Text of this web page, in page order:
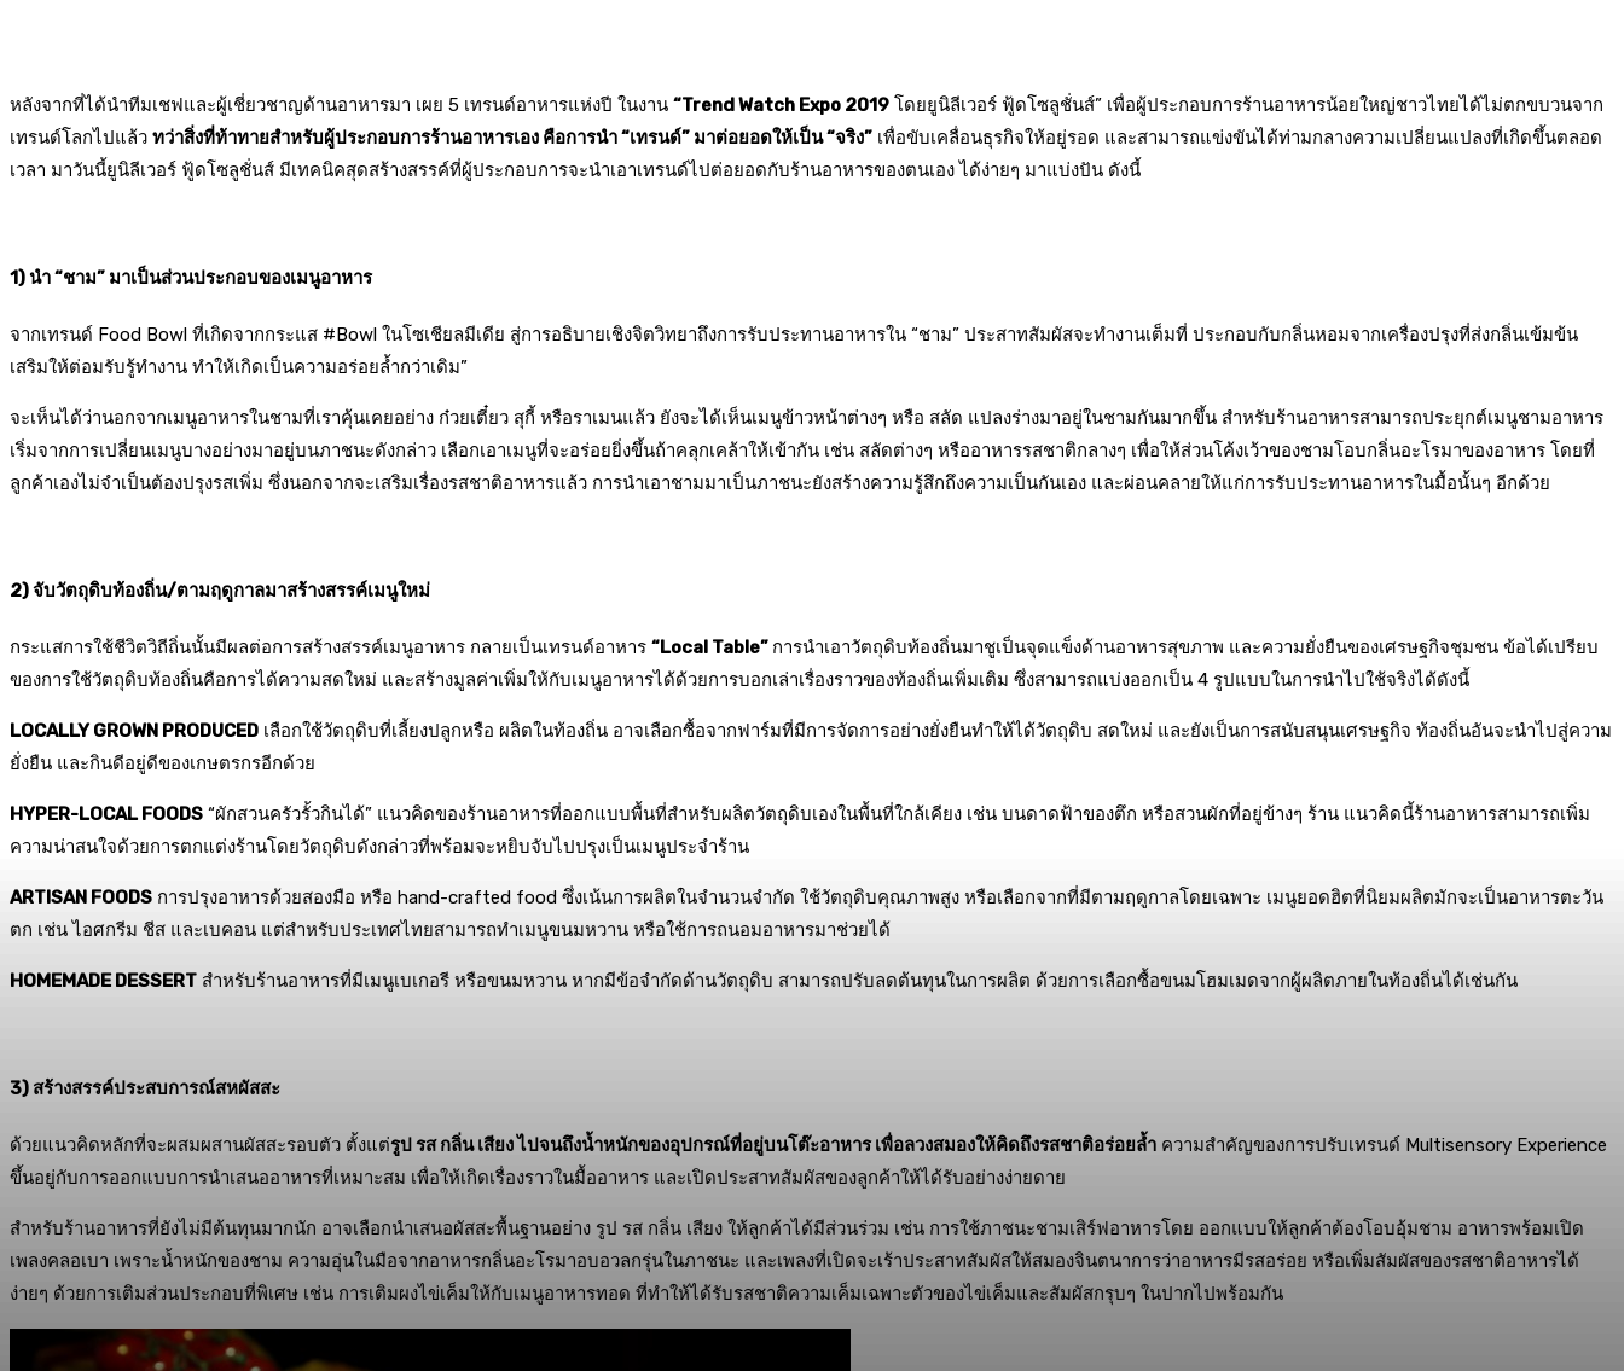
หลังจากที่ได้นำทีมเชฟและผู้เชี่ยวชาญด้านอาหารมา เผย 5 เทรนด์อาหารแห่งปี ในงาน “Trend Watch Expo 2019 โดยยูนิลีเวอร์ ฟู้ดโซลูชั่นส์” เพื่อผู้ประกอบการร้านอาหารน้อยใหญ่ชาวไทยได้ไม่ตกขบวนจาก
เทรนด์โลกไปแล้ว ทว่าสิ่งที่ท้าทายสำหรับผู้ประกอบการร้านอาหารเอง คือการนำ “เทรนด์” มาต่อยอดให้เป็น “จริง” เพื่อขับเคลื่อนธุรกิจให้อยู่รอด และสามารถแข่งขันได้ท่ามกลางความเปลี่ยนแปลงที่เกิดขึ้นตลอด
เวลา มาวันนี้ยูนิลีเวอร์ ฟู้ดโซลูชั่นส์ มีเทคนิคสุดสร้างสรรค์ที่ผู้ประกอบการจะนำเอาเทรนด์ไปต่อยอดกับร้านอาหารของตนเอง ได้ง่ายๆ มาแบ่งปัน ดังนี้
1) นำ “ชาม” มาเป็นส่วนประกอบของเมนูอาหาร
จากเทรนด์ Food Bowl ที่เกิดจากกระแส #Bowl ในโซเชียลมีเดีย สู่การอธิบายเชิงจิตวิทยาถึงการรับประทานอาหารใน “ชาม” ประสาทสัมผัสจะทำงานเต็มที่ ประกอบกับกลิ่นหอมจากเครื่องปรุงที่ส่งกลิ่นเข้มข้น
เสริมให้ต่อมรับรู้ทำงาน ทำให้เกิดเป็นความอร่อยล้ำกว่าเดิม”
จะเห็นได้ว่านอกจากเมนูอาหารในชามที่เราคุ้นเคยอย่าง ก๋วยเตี๋ยว สุกี้ หรือราเมนแล้ว ยังจะได้เห็นเมนูข้าวหน้าต่างๆ หรือ สลัด แปลงร่างมาอยู่ในชามกันมากขึ้น สำหรับร้านอาหารสามารถประยุกต์เมนูชามอาหาร
เริ่มจากการเปลี่ยนเมนูบางอย่างมาอยู่บนภาชนะดังกล่าว เลือกเอาเมนูที่จะอร่อยยิ่งขึ้นถ้าคลุกเคล้าให้เข้ากัน เช่น สลัดต่างๆ หรืออาหารรสชาติกลางๆ เพื่อให้ส่วนโค้งเว้าของชามโอบกลิ่นอะโรมาของอาหาร โดยที่
ลูกค้าเองไม่จำเป็นต้องปรุงรสเพิ่ม ซึ่งนอกจากจะเสริมเรื่องรสชาติอาหารแล้ว การนำเอาชามมาเป็นภาชนะยังสร้างความรู้สึกถึงความเป็นกันเอง และผ่อนคลายให้แก่การรับประทานอาหารในมื้อนั้นๆ อีกด้วย
2) จับวัตถุดิบท้องถิ่น/ตามฤดูกาลมาสร้างสรรค์เมนูใหม่
กระแสการใช้ชีวิตวิถีถิ่นนั้นมีผลต่อการสร้างสรรค์เมนูอาหาร กลายเป็นเทรนด์อาหาร “Local Table” การนำเอาวัตถุดิบท้องถิ่นมาชูเป็นจุดแข็งด้านอาหารสุขภาพ และความยั่งยืนของเศรษฐกิจชุมชน ข้อได้เปรียบ
ของการใช้วัตถุดิบท้องถิ่นคือการได้ความสดใหม่ และสร้างมูลค่าเพิ่มให้กับเมนูอาหารได้ด้วยการบอกเล่าเรื่องราวของท้องถิ่นเพิ่มเติม ซึ่งสามารถแบ่งออกเป็น 4 รูปแบบในการนำไปใช้จริงได้ดังนี้
LOCALLY GROWN PRODUCED เลือกใช้วัตถุดิบที่เลี้ยงปลูกหรือ ผลิตในท้องถิ่น อาจเลือกซื้อจากฟาร์มที่มีการจัดการอย่างยั่งยืนทำให้ได้วัตถุดิบ สดใหม่ และยังเป็นการสนับสนุนเศรษฐกิจ ท้องถิ่นอันจะนำไปสู่ความ
ยั่งยืน และกินดีอยู่ดีของเกษตรกรอีกด้วย
HYPER-LOCAL FOODS “ผักสวนครัวรั้วกินได้” แนวคิดของร้านอาหารที่ออกแบบพื้นที่สำหรับผลิตวัตถุดิบเองในพื้นที่ใกล้เคียง เช่น บนดาดฟ้าของตึก หรือสวนผักที่อยู่ข้างๆ ร้าน แนวคิดนี้ร้านอาหารสามารถเพิ่ม
ความน่าสนใจด้วยการตกแต่งร้านโดยวัตถุดิบดังกล่าวที่พร้อมจะหยิบจับไปปรุงเป็นเมนูประจำร้าน
ARTISAN FOODS การปรุงอาหารด้วยสองมือ หรือ hand-crafted food ซึ่งเน้นการผลิตในจำนวนจำกัด ใช้วัตถุดิบคุณภาพสูง หรือเลือกจากที่มีตามฤดูกาลโดยเฉพาะ เมนูยอดฮิตที่นิยมผลิตมักจะเป็นอาหารตะวัน
ตก เช่น ไอศกรีม ชีส และเบคอน แต่สำหรับประเทศไทยสามารถทำเมนูขนมหวาน หรือใช้การถนอมอาหารมาช่วยได้
HOMEMADE DESSERT สำหรับร้านอาหารที่มีเมนูเบเกอรี หรือขนมหวาน หากมีข้อจำกัดด้านวัตถุดิบ สามารถปรับลดต้นทุนในการผลิต ด้วยการเลือกซื้อขนมโฮมเมดจากผู้ผลิตภายในท้องถิ่นได้เช่นกัน
3) สร้างสรรค์ประสบการณ์สหผัสสะ
ด้วยแนวคิดหลักที่จะผสมผสานผัสสะรอบตัว ตั้งแต่รูป รส กลิ่น เสียง ไปจนถึงน้ำหนักของอุปกรณ์ที่อยู่บนโต๊ะอาหาร เพื่อลวงสมองให้คิดถึงรสชาติอร่อยล้ำ ความสำคัญของการปรับเทรนด์ Multisensory Experience
ขึ้นอยู่กับการออกแบบการนำเสนออาหารที่เหมาะสม เพื่อให้เกิดเรื่องราวในมื้ออาหาร และเปิดประสาทสัมผัสของลูกค้าให้ได้รับอย่างง่ายดาย
สำหรับร้านอาหารที่ยังไม่มีต้นทุนมากนัก อาจเลือกนำเสนอผัสสะพื้นฐานอย่าง รูป รส กลิ่น เสียง ให้ลูกค้าได้มีส่วนร่วม เช่น การใช้ภาชนะชามเสิร์ฟอาหารโดย ออกแบบให้ลูกค้าต้องโอบอุ้มชาม อาหารพร้อมเปิด
เพลงคลอเบา เพราะน้ำหนักของชาม ความอุ่นในมือจากอาหารกลิ่นอะโรมาอบอวลกรุ่นในภาชนะ และเพลงที่เปิดจะเร้าประสาทสัมผัสให้สมองจินตนาการว่าอาหารมีรสอร่อย หรือเพิ่มสัมผัสของรสชาติอาหารได้
ง่ายๆ ด้วยการเติมส่วนประกอบที่พิเศษ เช่น การเติมผงไข่เค็มให้กับเมนูอาหารทอด ที่ทำให้ได้รับรสชาติความเค็มเฉพาะตัวของไข่เค็มและสัมผัสกรุบๆ ในปากไปพร้อมกัน